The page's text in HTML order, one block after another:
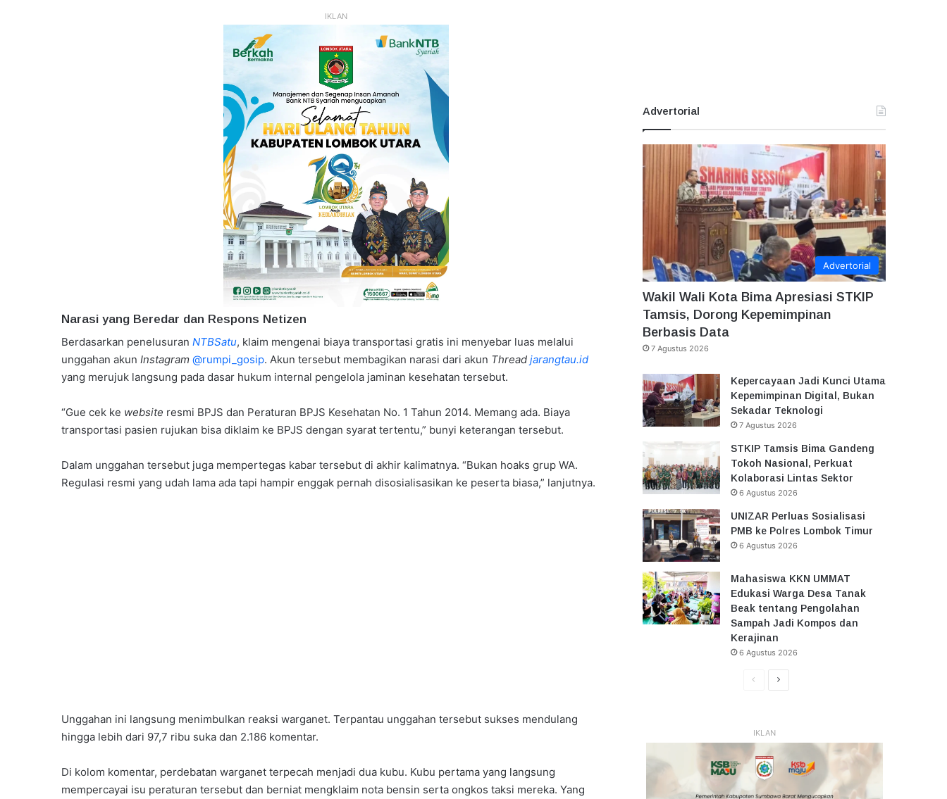
IKLAN
Narasi yang Beredar dan Respons Netizen
Berdasarkan penelusuran NTBSatu, klaim mengenai biaya transportasi gratis ini menyebar luas melalui
unggahan akun Instagram @rumpi_gosip. Akun tersebut membagikan narasi dari akun Thread jarangtau.id
yang merujuk langsung pada dasar hukum internal pengelola jaminan kesehatan tersebut.
“Gue cek ke website resmi BPJS dan Peraturan BPJS Kesehatan No. 1 Tahun 2014. Memang ada. Biaya
transportasi pasien rujukan bisa diklaim ke BPJS dengan syarat tertentu,” bunyi keterangan tersebut.
Dalam unggahan tersebut juga mempertegas kabar tersebut di akhir kalimatnya. “Bukan hoaks grup WA.
Regulasi resmi yang udah lama ada tapi hampir enggak pernah disosialisasikan ke peserta biasa,” lanjutnya.
Unggahan ini langsung menimbulkan reaksi warganet. Terpantau unggahan tersebut sukses mendulang
hingga lebih dari 97,7 ribu suka dan 2.186 komentar.
Di kolom komentar, perdebatan warganet terpecah menjadi dua kubu. Kubu pertama yang langsung
mempercayai isu peraturan tersebut dan berniat mengklaim nota bensin serta ongkos taksi mereka. Yang
Advertorial
Advertorial
Wakil Wali Kota Bima Apresiasi STKIP
Tamsis, Dorong Kepemimpinan
Berbasis Data
7 Agustus 2026
Kepercayaan Jadi Kunci Utama
Kepemimpinan Digital, Bukan
Sekadar Teknologi
7 Agustus 2026
STKIP Tamsis Bima Gandeng
Tokoh Nasional, Perkuat
Kolaborasi Lintas Sektor
6 Agustus 2026
UNIZAR Perluas Sosialisasi
PMB ke Polres Lombok Timur
6 Agustus 2026
Mahasiswa KKN UMMAT
Edukasi Warga Desa Tanak
Beak tentang Pengolahan
Sampah Jadi Kompos dan
Kerajinan
6 Agustus 2026
HalamanHalaman
IKLAN